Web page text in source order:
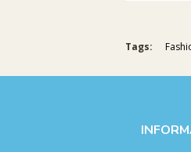
Tags: